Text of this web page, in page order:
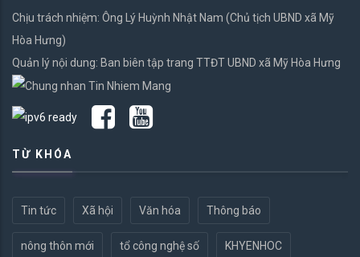
Chịu trách nhiệm: Ông Lý Huỳnh Nhật Nam (Chủ tịch UBND xã Mỹ
Hòa Hưng)
Quản lý nội dung: Ban biên tập trang TTĐT UBND xã Mỹ Hòa Hưng
TỪ KHÓA
Tin tức Xã hội Văn hóa Thông báo
nông thôn mới tổ công nghệ số KHYENHOC